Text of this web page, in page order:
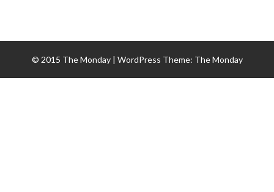
© 2015 The Monday | WordPress Theme: The Monday